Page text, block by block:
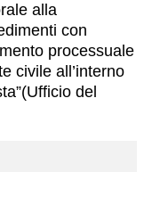
alla
con
processuale
civile all’interno
del